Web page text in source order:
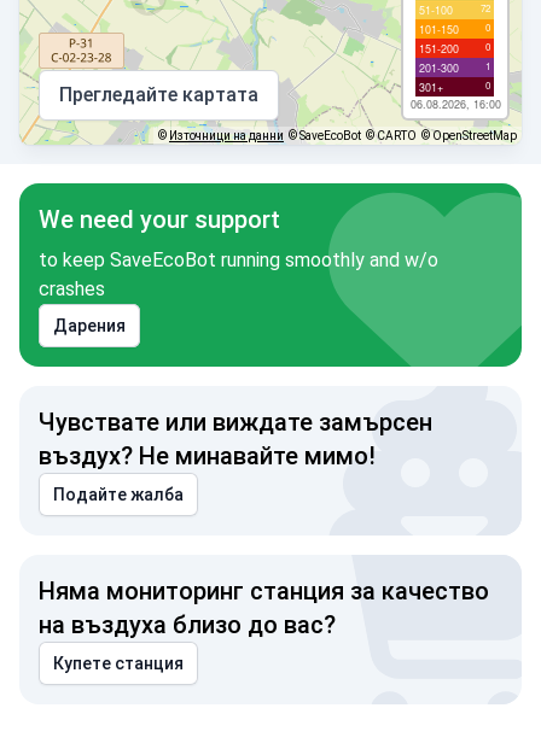
51-100 72
101-150 0
151-200 0
201-300 1
301+ 0
06.08.2026, 16:00
Прегледайте картата
© Източници на данни © SaveEcoBot © CARTO © OpenStreetMap
We need your support
to keep SaveEcoBot running smoothly and w/o
crashes
Дарения
Чувствате или виждате замърсен
въздух? Не минавайте мимо!
Подайте жалба
Няма мониторинг станция за качество
на въздуха близо до вас?
Купете станция